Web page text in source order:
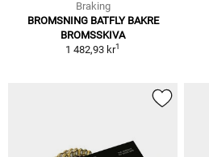
Braking
BROMSNING BATFLY BAKRE
BROMSSKIVA
1 482,93 kr1